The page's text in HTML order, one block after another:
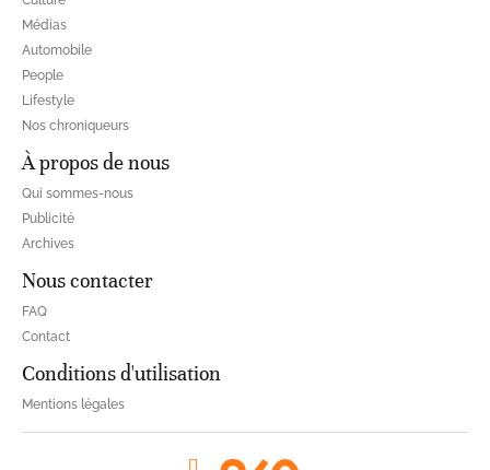
Médias
Automobile
People
Lifestyle
Nos chroniqueurs
À propos de nous
Qui sommes-nous
Publicité
Archives
Nous contacter
FAQ
Contact
Conditions d'utilisation
Mentions légales